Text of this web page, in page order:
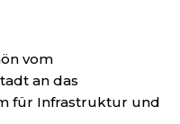
vom
an das
für Infrastruktur und